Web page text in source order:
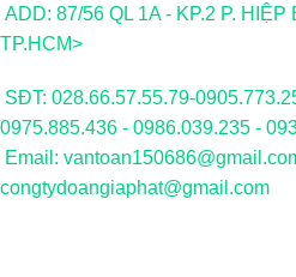
ADD: 87/56 QL 1A - KP.2 P.
TP.HCM>
SĐT: 028.66.57.55.79-
0975.885.436 - 0986.039.235 -
Email:
congtydoangiaphat@gmail.com